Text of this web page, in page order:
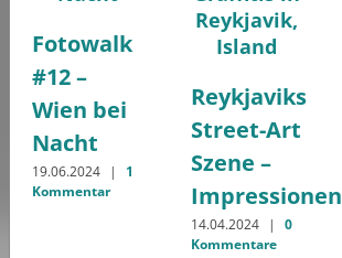
Fotowalk
#12 –
Wien bei
Nacht
19.06.2024 |
1
Kommentar
Reykjaviks
Street-Art
Szene –
Impressionen
14.04.2024 |
0
Kommentare